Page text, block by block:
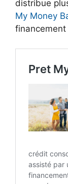
distribue
My Money